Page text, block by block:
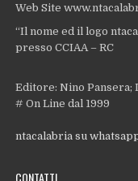
Web Site
“Il nome ed il logo
presso CCIAA – RC
Editore: Nino
# On Line dal 1999
ntacalabria su
CONTATTI